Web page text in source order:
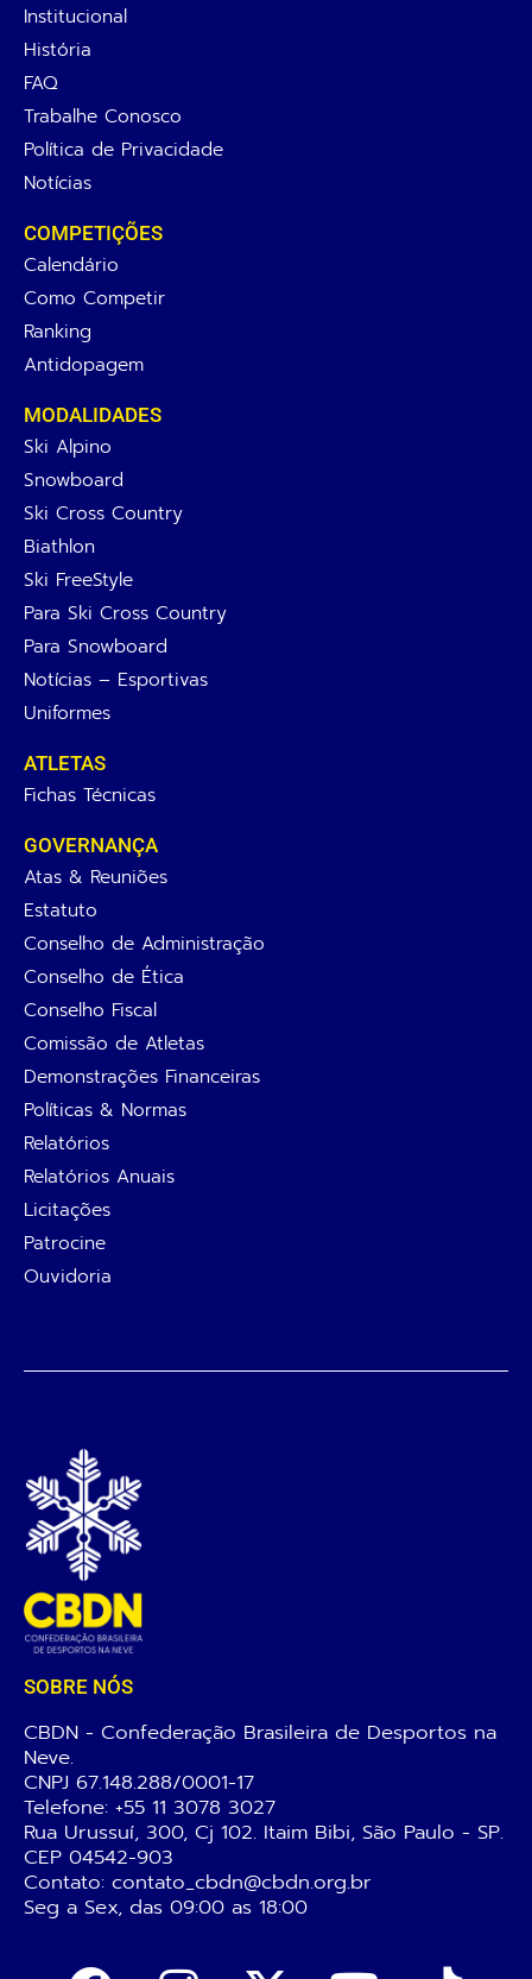
DearFlip: carregando PDF 100% ...
Close
1/1
Ativar miniaturas
Diminuir zoom
Ativar tela cheia
Baixar arquivo PDF
Ir para a primeira página
Ir para a última página
Ativar/desativar som
Institucional
História
FAQ
Trabalhe Conosco
Política de Privacidade
Notícias
COMPETIÇÕES
Calendário
Como Competir
Ranking
Antidopagem
MODALIDADES
Ski Alpino
Snowboard
Ski Cross Country
Biathlon
Ski FreeStyle
Para Ski Cross Country
Para Snowboard
Notícias – Esportivas
Uniformes
ATLETAS
Fichas Técnicas
GOVERNANÇA
Atas & Reuniões
Estatuto
Conselho de Administração
Conselho de Ética
Conselho Fiscal
Comissão de Atletas
Demonstrações Financeiras
Políticas & Normas
Relatórios
Relatórios Anuais
Licitações
Patrocine
Ouvidoria
SOBRE NÓS
CBDN - Confederação Brasileira de Desportos na
Neve.
CNPJ 67.148.288/0001-17
Telefone: +55 11 3078 3027
Rua Urussuí, 300, Cj 102. Itaim Bibi, São Paulo - SP.
CEP 04542-903
Contato: contato_cbdn@cbdn.org.br
Seg a Sex, das 09:00 as 18:00